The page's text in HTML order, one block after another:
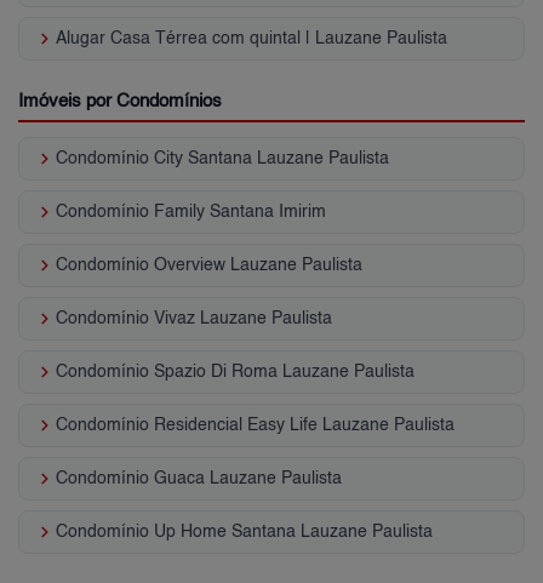
keyboard_arrow_right Alugar Casa Térrea com quintal | Lauzane Paulista
Imóveis por Condomínios
keyboard_arrow_right Condomínio City Santana Lauzane Paulista
keyboard_arrow_right Condomínio Family Santana Imirim
keyboard_arrow_right Condomínio Overview Lauzane Paulista
keyboard_arrow_right Condomínio Vivaz Lauzane Paulista
keyboard_arrow_right Condomínio Spazio Di Roma Lauzane Paulista
keyboard_arrow_right Condomínio Residencial Easy Life Lauzane Paulista
keyboard_arrow_right Condomínio Guaca Lauzane Paulista
keyboard_arrow_right Condomínio Up Home Santana Lauzane Paulista